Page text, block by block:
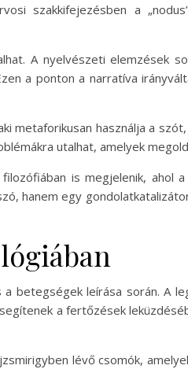
szakkifejezésben a
A nyelvészeti elemzések
a ponton a narratíva
metaforikusan használja a
utalhat, amelyek
is megjelenik, ahol
hanem egy
betegségek leírása során. A
a fertőzések
lévő csomók,